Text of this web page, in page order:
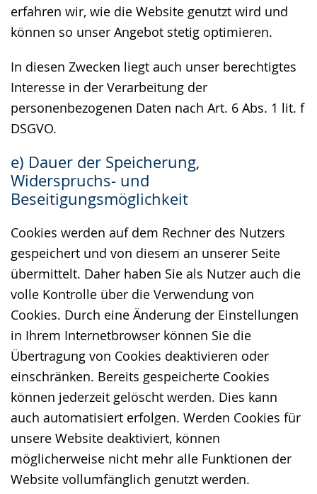
erfahren wir, wie die Website genutzt wird und
können so unser Angebot stetig optimieren.
In diesen Zwecken liegt auch unser berechtigtes
Interesse in der Verarbeitung der
personenbezogenen Daten nach Art. 6 Abs. 1 lit. f
DSGVO.
e) Dauer der Speicherung,
Widerspruchs- und
Beseitigungsmöglichkeit
Cookies werden auf dem Rechner des Nutzers
gespeichert und von diesem an unserer Seite
übermittelt. Daher haben Sie als Nutzer auch die
volle Kontrolle über die Verwendung von
Cookies. Durch eine Änderung der Einstellungen
in Ihrem Internetbrowser können Sie die
Übertragung von Cookies deaktivieren oder
einschränken. Bereits gespeicherte Cookies
können jederzeit gelöscht werden. Dies kann
auch automatisiert erfolgen. Werden Cookies für
unsere Website deaktiviert, können
möglicherweise nicht mehr alle Funktionen der
Website vollumfänglich genutzt werden.